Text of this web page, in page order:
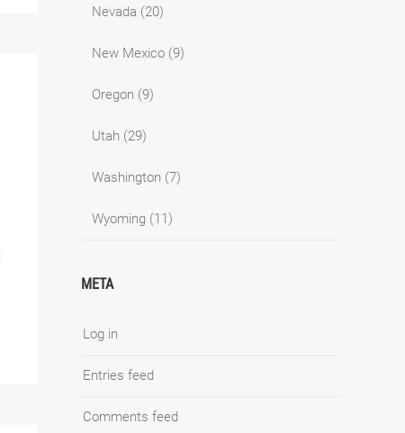
Nevada (20)
New Mexico (9)
Oregon (9)
Utah (29)
Washington (7)
Wyoming (11)
META
Log in
Entries feed
Comments feed